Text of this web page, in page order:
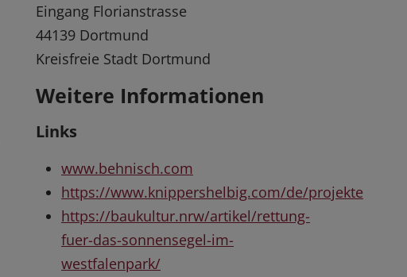
Eingang Florianstrasse
44139 Dortmund
Kreisfreie Stadt Dortmund
Weitere Informationen
Links
www.behnisch.com
https://www.knippershelbig.com/de/projekte
https://baukultur.nrw/artikel/rettung-
fuer-das-sonnensegel-im-
westfalenpark/